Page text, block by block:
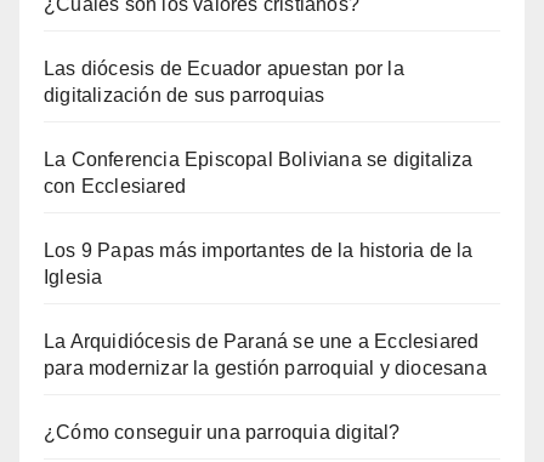
¿Cuáles son los valores cristianos?
Las diócesis de Ecuador apuestan por la
digitalización de sus parroquias
La Conferencia Episcopal Boliviana se digitaliza
con Ecclesiared
Los 9 Papas más importantes de la historia de la
Iglesia
La Arquidiócesis de Paraná se une a Ecclesiared
para modernizar la gestión parroquial y diocesana
¿Cómo conseguir una parroquia digital?